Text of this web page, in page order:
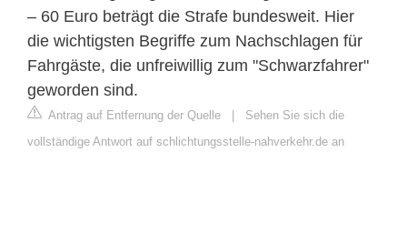
– 60 Euro beträgt die Strafe bundesweit. Hier
die wichtigsten Begriffe zum Nachschlagen für
Fahrgäste, die unfreiwillig zum "Schwarzfahrer"
geworden sind.
Antrag auf Entfernung der Quelle
Sehen Sie sich die
vollständige Antwort auf schlichtungsstelle-nahverkehr.de an